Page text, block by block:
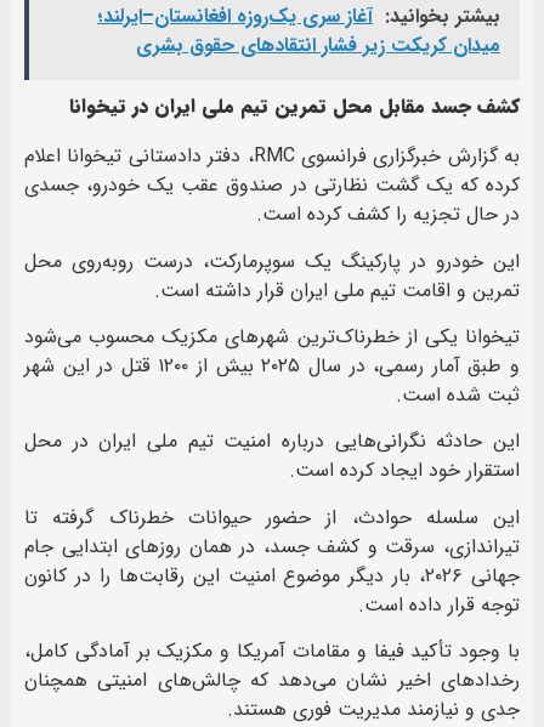
بیشتر بخوانید: آغاز سری یک‌روزه افغانستان–ایرلند؛
میدان کریکت زیر فشار انتقادهای حقوق بشری
کشف جسد مقابل محل تمرین تیم ملی ایران در تیخوانا
به گزارش خبرگزاری فرانسوی RMC، دفتر دادستانی تیخوانا اعلام
کرده که یک گشت نظارتی در صندوق عقب یک خودرو، جسدی
در حال تجزیه را کشف کرده است.
این خودرو در پارکینگ یک سوپرمارکت، درست روبه‌روی محل
تمرین و اقامت تیم ملی ایران قرار داشته است.
تیخوانا یکی از خطرناک‌ترین شهرهای مکزیک محسوب می‌شود
و طبق آمار رسمی، در سال ۲۰۲۵ بیش از ۱۲۰۰ قتل در این شهر
ثبت شده است.
این حادثه نگرانی‌هایی درباره امنیت تیم ملی ایران در محل
استقرار خود ایجاد کرده است.
این سلسله حوادث، از حضور حیوانات خطرناک گرفته تا
تیراندازی، سرقت و کشف جسد، در همان روزهای ابتدایی جام
جهانی ۲۰۲۶، بار دیگر موضوع امنیت این رقابت‌ها را در کانون
توجه قرار داده است.
با وجود تأکید فیفا و مقامات آمریکا و مکزیک بر آمادگی کامل،
رخدادهای اخیر نشان می‌دهد که چالش‌های امنیتی همچنان
جدی و نیازمند مدیریت فوری هستند.